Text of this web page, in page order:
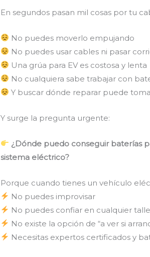
En segundos pasan mil cosas por tu
No puedes moverlo empujando
No puedes usar cables ni pasar
Una grúa para EV es costosa y lenta
No cualquiera sabe trabajar con
Y buscar dónde reparar puede
Y surge la pregunta urgente:
¿Dónde puedo conseguir baterías
sistema eléctrico?
Porque cuando tienes un vehículo
No puedes improvisar
No puedes confiar en cualquier
No existe la opción de “a ver si
Necesitas expertos certificados y